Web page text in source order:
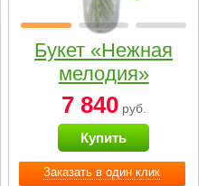
Заказать в один клик
Букет «Нежная
мелодия»
7 840руб.
Купить